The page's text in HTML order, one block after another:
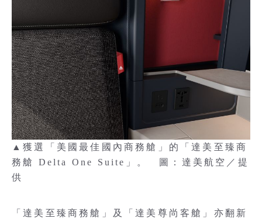
▲獲選「美國最佳國內商務艙」的「達美至臻商
務艙 Delta One Suite」。 圖：達美航空／提
供
「達美至臻商務艙」及「達美尊尚客艙」亦翻新